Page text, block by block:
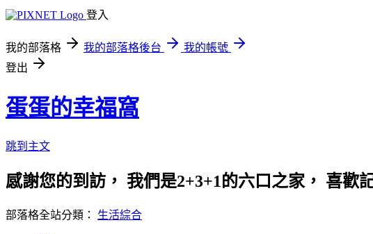
登入
我的部落格 我的部落格後台
我的帳號
登出
蛋蛋的幸福窩
跳到主文
感謝您的到訪， 我們是2+3+1的六口之家， 喜
部落格全站分類： 生活綜合